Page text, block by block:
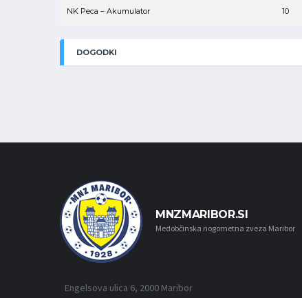
NK Peca – Akumulator 10
DOGODKI
MNZMARIBOR.SI
Medobčinska nogometna zveza Maribor
Engelsova ulica 6, 2000 Maribor